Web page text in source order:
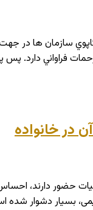
سازمان ها در
فراواني دارد. پس
در خانواده
حضور دارند،
بسیار دشوار